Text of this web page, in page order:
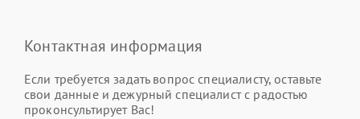
Контактная информация
Если требуется задать вопрос специалисту, оставьте
свои данные и дежурный специалист с радостью
проконсультирует Вас!